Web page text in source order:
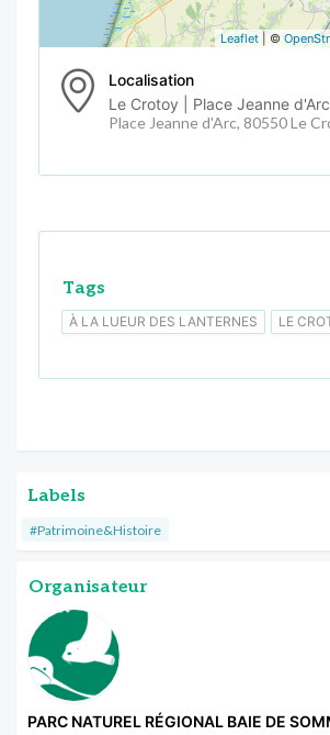
Leaflet | ©
Localisation
Le Crotoy | Place Jeanne d'Arc
Place Jeanne d'Arc, 80550 Le
Tags
À LA LUEUR DES LANTERNES LE
Labels
#Patrimoine&Histoire
Organisateur
PARC NATUREL RÉGIONAL BAIE DE